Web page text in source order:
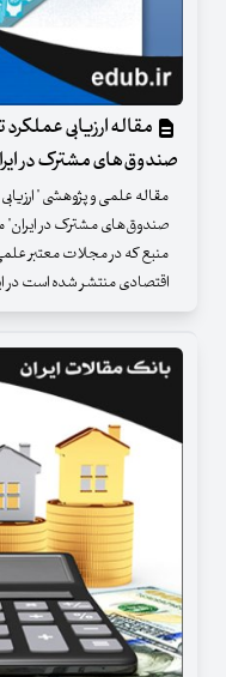
مقاله ارزیابی
صندوق‌های مشترک در
مقاله علمی و پژوهشی "
منبع که در مجلات معتبر
اقتصادی منتشر شده است در